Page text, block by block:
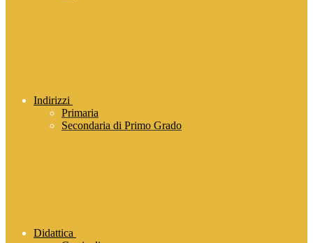
Indirizzi
Primaria
Secondaria di Primo Grado
Didattica